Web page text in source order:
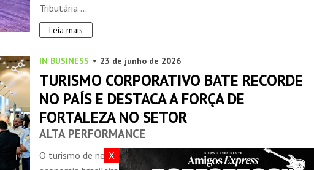
Tributária ...
Leia mais
IN BUSINESS 23 de junho de 2026
TURISMO CORPORATIVO BATE RECORDE
NO PAÍS E DESTACA A FORÇA DE
FORTALEZA NO SETOR
ALTA PERFORMANCE
O turismo de negócios vem crescendo em ritmo acelerado na
X